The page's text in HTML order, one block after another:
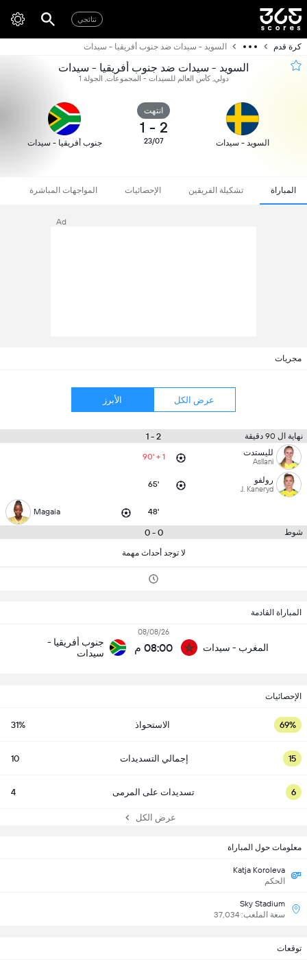
نتائجي
كرة قدم السويد - سيدات ضد جنوب أفريقيا - سيدات
السويد - سيدات ضد جنوب أفريقيا - سيدات
دولي, كأس العالم للسيدات - المجموعات, الجولة 1
السويد - سيدات
انتهت
2
-
1
23/07 جنوب أفريقيا - سيدات
المباراة تشكيلة الفريقين الإحصائيات المواجهات المباشرة
Ad
مجريات
عرض الكل الأبرز
نهاية ال 90 دقيقة 2 - 1
لليستدت
Asllani
90' + 1
رولفو
J. Kaneryd
65'
48'
Magaia
شوط 0 - 0
لا توجد أحداث مهمة
المباراة القادمة
المغرب - سيدات
08/08/26
08:00 م
جنوب أفريقيا -
سيدات
الإحصائيات
69% الاستحواذ 31%
15 إجمالي التسديدات 10
6 تسديدات على المرمى 4
عرض الكل
معلومات حول المباراة
Katja Koroleva
الحكم
Sky Stadium
سعة الملعب: 37,034
توقعات